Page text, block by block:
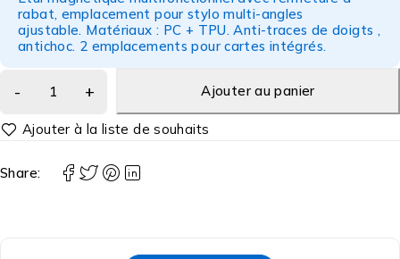
rabat, emplacement pour stylo multi-angles
ajustable. Matériaux : PC + TPU. Anti-traces de doigts ,
antichoc. 2 emplacements pour cartes intégrés.
Ajouter au panier
Share: